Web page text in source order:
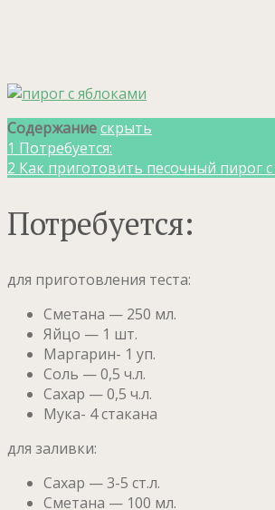
Содержаниескрыть
1 Потребуется:
2 Как приготовить песочный пирог
Потребуется:
для приготовления теста:
Сметана — 250 мл.
Яйцо — 1 шт.
Маргарин- 1 уп.
Соль — 0,5 ч.л.
Сахар — 0,5 ч.л.
Мука- 4 стакана
для заливки:
Сахар — 3-5 ст.л.
Сметана — 100 мл.